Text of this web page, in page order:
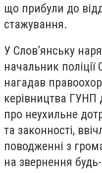
що прибули до
стажування.
У Слов’янську
начальник
нагадав
керівництва ГУНП
про неухильне
та законності,
поводженні з
на звернення